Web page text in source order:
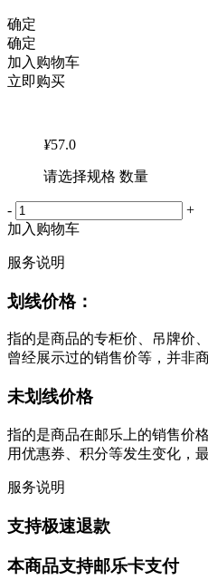
确定
确定
加入购物车
立即购买
¥57.0
请选择规格 数量
-
+
加入购物车
服务说明
划线价格：
指的是商品的专柜价、吊牌价
曾经展示过的销售价等，并非
未划线价格
指的是商品在邮乐上的销售价
用优惠券、积分等发生变化，
服务说明
支持极速退款
本商品支持邮乐卡支付